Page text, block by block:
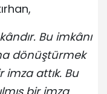
Bu imkânı
dönüştürmek
imza attık. Bu